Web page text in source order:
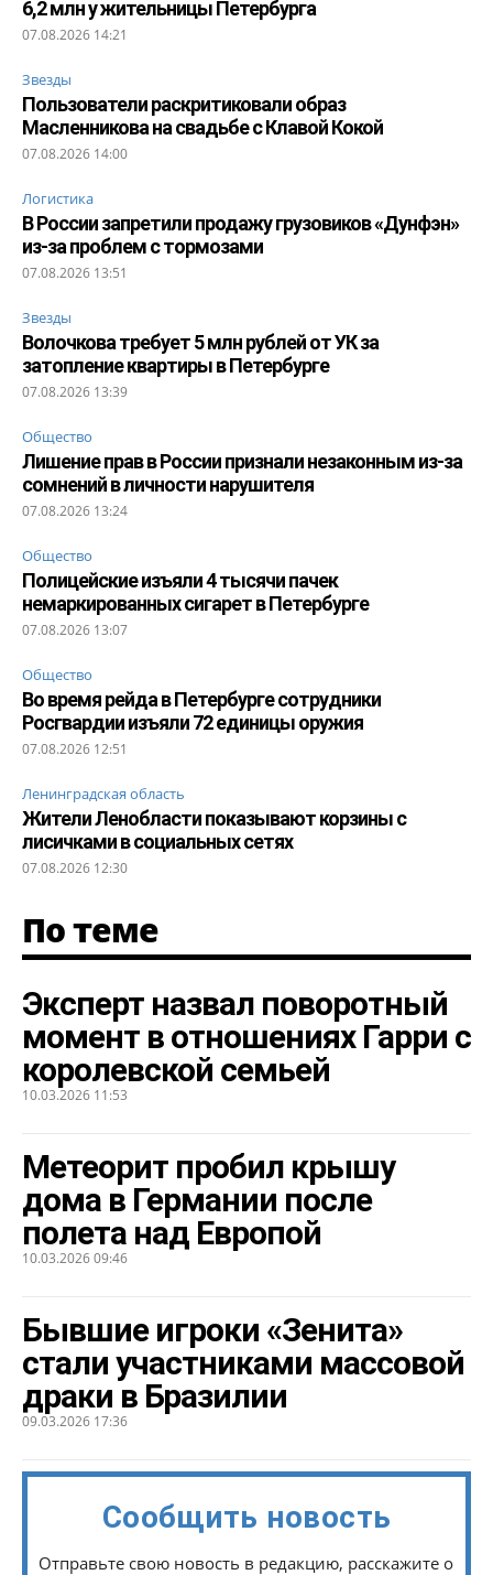
6,2 млн у жительницы Петербурга
07.08.2026 14:21
Звезды
Пользователи раскритиковали образ
Масленникова на свадьбе с Клавой Кокой
07.08.2026 14:00
Логистика
В России запретили продажу грузовиков «Дунфэн»
из-за проблем с тормозами
07.08.2026 13:51
Звезды
Волочкова требует 5 млн рублей от УК за
затопление квартиры в Петербурге
07.08.2026 13:39
Общество
Лишение прав в России признали незаконным из-за
сомнений в личности нарушителя
07.08.2026 13:24
Общество
Полицейские изъяли 4 тысячи пачек
немаркированных сигарет в Петербурге
07.08.2026 13:07
Общество
Во время рейда в Петербурге сотрудники
Росгвардии изъяли 72 единицы оружия
07.08.2026 12:51
Ленинградская область
Жители Ленобласти показывают корзины с
лисичками в социальных сетях
07.08.2026 12:30
По теме
Эксперт назвал поворотный
момент в отношениях Гарри с
королевской семьей
10.03.2026 11:53
Метеорит пробил крышу
дома в Германии после
полета над Европой
10.03.2026 09:46
Бывшие игроки «Зенита»
стали участниками массовой
драки в Бразилии
09.03.2026 17:36
Сообщить новость
Отправьте свою новость в редакцию, расскажите о